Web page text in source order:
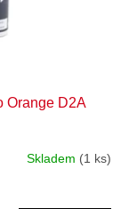
Orange D2A
Skladem (1 ks)